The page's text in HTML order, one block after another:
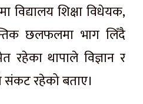
विद्यालय शिक्षा विधेयक,
छलफलमा भाग लिँदै
रहेका थापाले विज्ञान र
संकट रहेको बताए।